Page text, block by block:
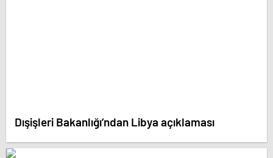
Dışişleri Bakanlığı’ndan Libya açıklaması